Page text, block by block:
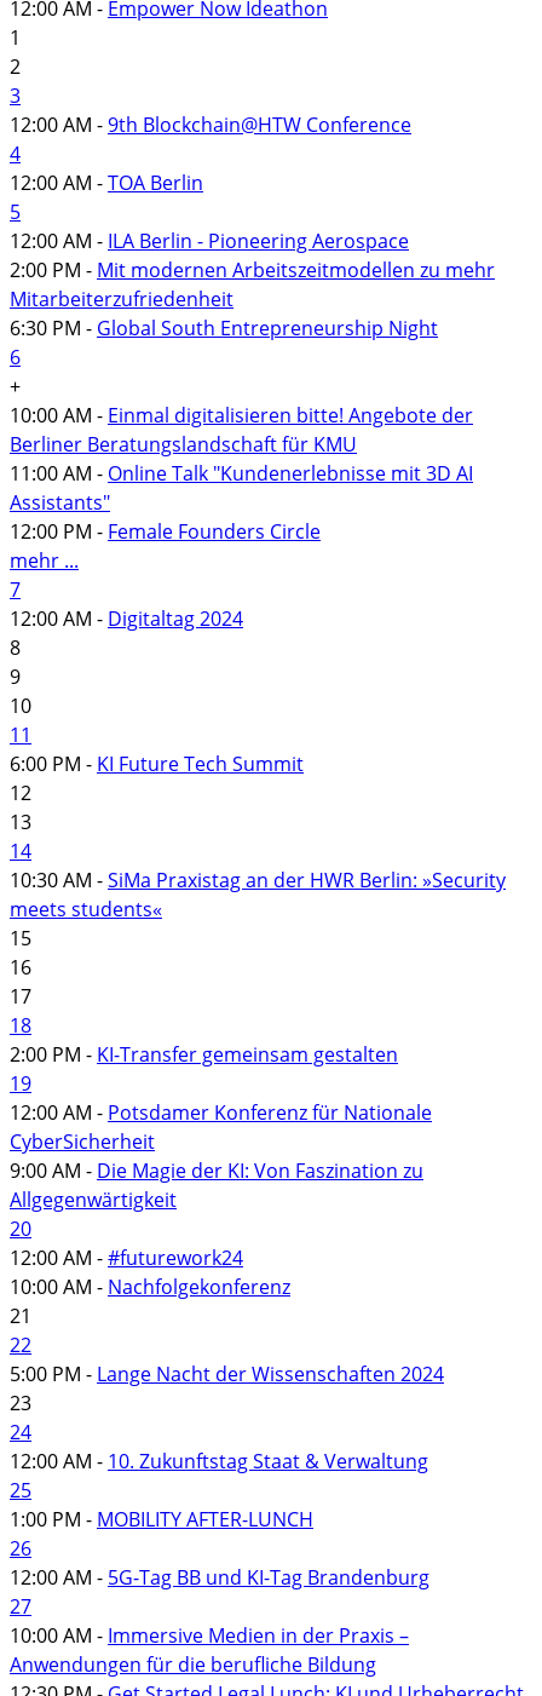
12:00 AM - Empower Now Ideathon
1
2
3
12:00 AM -9th Blockchain@HTW Conference
4
12:00 AM -TOA Berlin
5
12:00 AM - ILA Berlin - Pioneering Aerospace
2:00 PM - Mit modernen Arbeitszeitmodellen zu mehr
Mitarbeiterzufriedenheit
6:30 PM - Global South Entrepreneurship Night
6
+
10:00 AM - Einmal digitalisieren bitte! Angebote der
Berliner Beratungslandschaft für KMU
11:00 AM - Online Talk "Kundenerlebnisse mit 3D AI
Assistants"
12:00 PM - Female Founders Circle
mehr ...
7
12:00 AM - Digitaltag 2024
8
9
10
11
6:00 PM - KI Future Tech Summit
12
13
14
10:30 AM -SiMa Praxistag an der HWR Berlin: »Security
meets students«
15
16
17
18
2:00 PM - KI-Transfer gemeinsam gestalten
19
12:00 AM - Potsdamer Konferenz für Nationale
CyberSicherheit
9:00 AM - Die Magie der KI: Von Faszination zu
Allgegenwärtigkeit
20
12:00 AM -#futurework24
10:00 AM - Nachfolgekonferenz
21
22
5:00 PM - Lange Nacht der Wissenschaften 2024
23
24
12:00 AM - 10. Zukunftstag Staat & Verwaltung
25
1:00 PM - MOBILITY AFTER-LUNCH
26
12:00 AM - 5G-Tag BB und KI-Tag Brandenburg
27
10:00 AM - Immersive Medien in der Praxis –
Anwendungen für die berufliche Bildung